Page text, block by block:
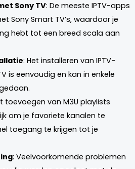
Sony TV: De meeste IPTV-apps
Sony Smart TV’s, waardoor je
hebt tot een breed scala aan
: Het installeren van IPTV-
is eenvoudig en kan in enkele
toevoegen van M3U playlists
om je favoriete kanalen te
toegang te krijgen tot je
: Veelvoorkomende problemen